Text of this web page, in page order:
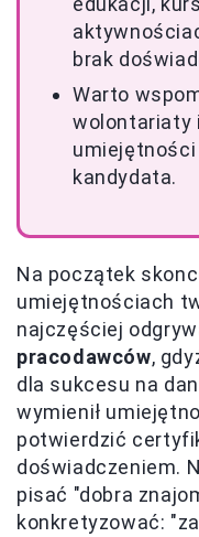
brak
Warto
wolontariaty
kandydata.
Na początek
umiejętnościach
najczęściej
pracodawców,
dla sukcesu na
wymienił
potwierdzić
doświadczeniem.
pisać "dobra
konkretyzować: